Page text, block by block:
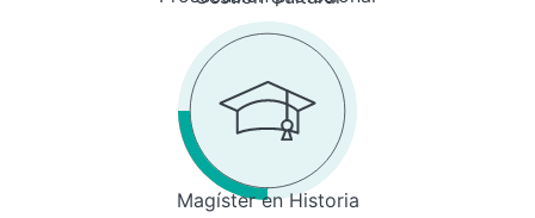
Magíster en Historia